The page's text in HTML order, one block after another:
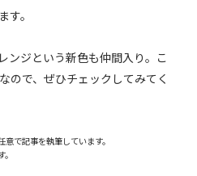
。
ンジという新色も仲間入り。こ
ので、ぜひチェックしてみてく
意で記事を執筆しています。